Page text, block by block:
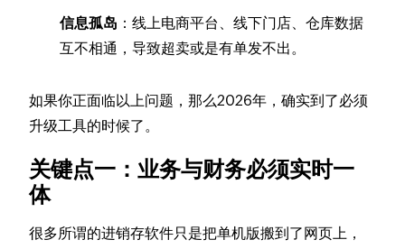
信息孤岛 ：线上电商平台、线下门店、仓库数据
互不相通，导致超卖或是有单发不出。
如果你正面临以上问题，那么2026年，确实到了必须
升级工具的时候了。
关键点一：业务与财务必须实时一
体
很多所谓的进销存软件只是把单机版搬到了网页上，